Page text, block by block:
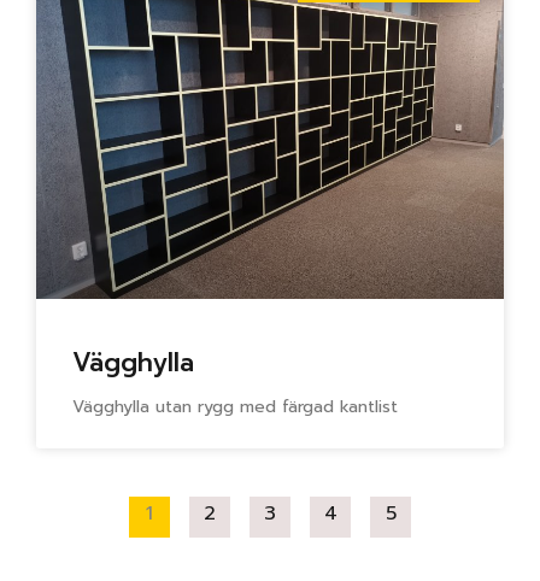
Vägghylla
Vägghylla utan rygg med färgad kantlist
1 2 3 4 5